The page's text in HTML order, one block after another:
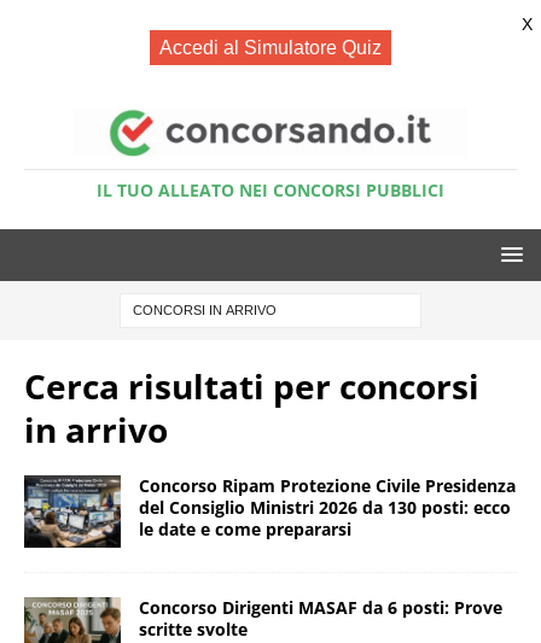
IL TUO ALLEATO NEI CONCORSI PUBBLICI
Cerca risultati per concorsi
in arrivo
Concorso Ripam Protezione Civile Presidenza
del Consiglio Ministri 2026 da 130 posti: ecco
le date e come prepararsi
Concorso Dirigenti MASAF da 6 posti: Prove
scritte svolte
Accedi al Simulatore Quiz
X